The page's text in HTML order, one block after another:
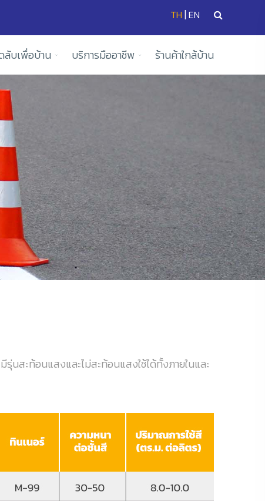
TH |EN
ลับเพื่อบ้าน บริการมืออาชีพ ร้านค้าใกล้บ้าน
สะท้อนแสงและไม่สะท้อนแสงใช้ได้ทั้งภายในและ